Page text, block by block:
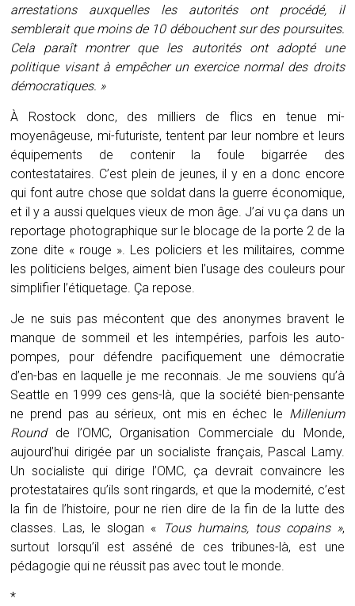
arrestations auxquelles les autorités ont procédé, il
semblerait que moins de 10 débouchent sur des poursuites.
Cela paraît montrer que les autorités ont adopté une
politique visant à empêcher un exercice normal des droits
démocratiques. »
À Rostock donc, des milliers de flics en tenue mi-
moyenâgeuse, mi-futuriste, tentent par leur nombre et leurs
équipements de contenir la foule bigarrée des
contestataires. C’est plein de jeunes, il y en a donc encore
qui font autre chose que soldat dans la guerre économique,
et il y a aussi quelques vieux de mon âge. J’ai vu ça dans un
reportage photographique sur le blocage de la porte 2 de la
zone dite « rouge ». Les policiers et les militaires, comme
les politiciens belges, aiment bien l’usage des couleurs pour
simplifier l’étiquetage. Ça repose.
Je ne suis pas mécontent que des anonymes bravent le
manque de sommeil et les intempéries, parfois les auto-
pompes, pour défendre pacifiquement une démocratie
d’en-bas en laquelle je me reconnais. Je me souviens qu’à
Seattle en 1999 ces gens-là, que la société bien-pensante
ne prend pas au sérieux, ont mis en échec le Millenium
Roundde l’OMC, Organisation Commerciale du Monde,
aujourd’hui dirigée par un socialiste français, Pascal Lamy.
Un socialiste qui dirige l’OMC, ça devrait convaincre les
protestataires qu’ils sont ringards, et que la modernité, c’est
la fin de l’histoire, pour ne rien dire de la fin de la lutte des
classes. Las, le slogan «
Tous humains, tous copains »,
surtout lorsqu’il est asséné de ces tribunes-là, est une
pédagogie qui ne réussit pas avec tout le monde.
*